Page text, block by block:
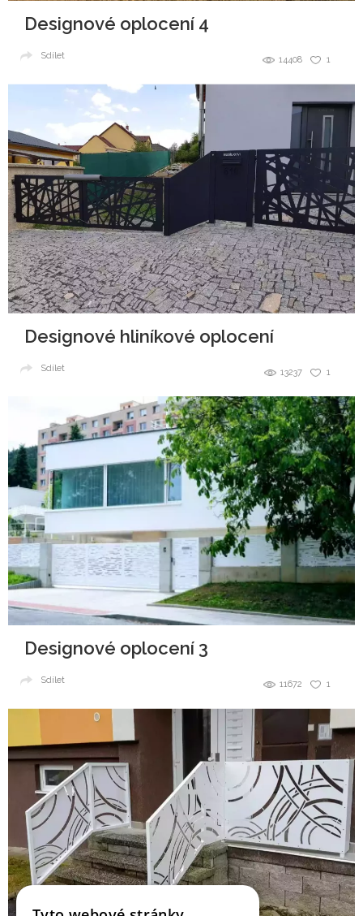
Designové oplocení 4
1
14408
Sdílet
Designové hliníkové oplocení
1
13237
Sdílet
Designové oplocení 3
1
11672
Sdílet